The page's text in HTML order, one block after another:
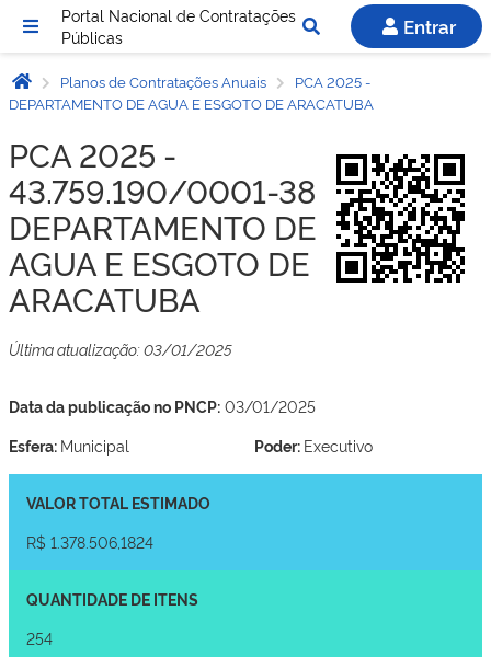
Portal Nacional de Contratações
Públicas
Entrar
Planos de Contratações Anuais
PCA 2025 -
DEPARTAMENTO DE AGUA E ESGOTO DE ARACATUBA
PCA 2025 -
43.759.190/0001-38 -
DEPARTAMENTO DE
AGUA E ESGOTO DE
ARACATUBA
Última atualização: 03/01/2025
Data da publicação no PNCP: 03/01/2025
Esfera: Municipal Poder: Executivo
VALOR TOTAL ESTIMADO
R$ 1.378.506,1824
QUANTIDADE DE ITENS
254